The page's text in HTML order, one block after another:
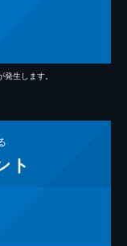
生します。
ト